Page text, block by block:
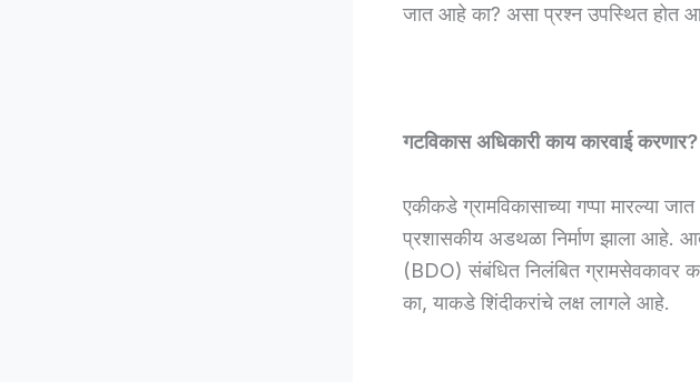
जात आहे का? असा प्रश्न उपस्थित होत
गटविकास अधिकारी काय कारवाई करणार?
एकीकडे ग्रामविकासाच्या गप्पा मारल्या
प्रशासकीय अडथळा निर्माण झाला आहे.
(BDO) संबंधित निलंबित ग्रामसेवकावर
का, याकडे शिंदीकरांचे लक्ष लागले आहे.